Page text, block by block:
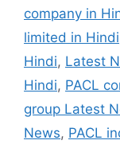
company in
limited in Hindi
Hindi, Latest
Hindi, PACL
group Latest
News, PACL